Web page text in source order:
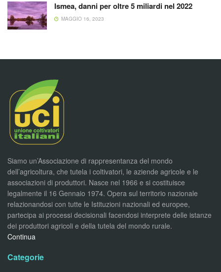
Ismea, danni per oltre 5 miliardi nel 2022
MAGGIO 16, 2023
Siamo un’Associazione di rappresentanza del mondo
dell’agricoltura, che tutela i coltivatori, le aziende agricole e le
associazioni di produttori. Nasce nel 1966 e si costituisce
legalmente il 16 Gennaio 1974. Opera sul territorio nazionale
relazionandosi con tutte le Istituzioni nazionali ed europee,
partecipa ai processi decisionali facendosi interprete delle istanze
dei produttori agricoli e della tutela del mondo rurale.
Continua
Categorie